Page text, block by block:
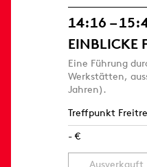
14:16 –
EINBLICKE
Eine Führung
Werkstätten,
Jahren).
Treffpunkt
- €
Ausverkauft